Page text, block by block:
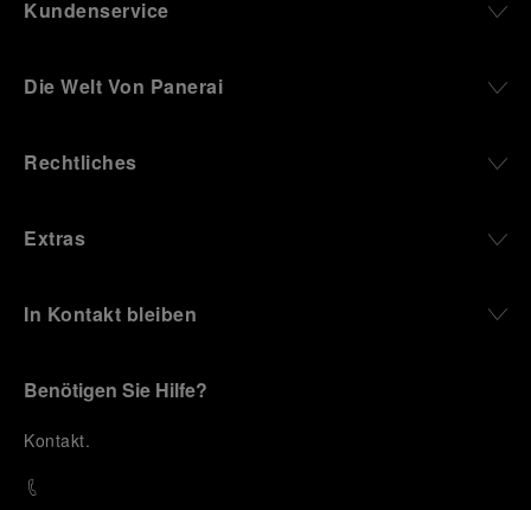
Kundenservice
Die Welt Von Panerai
Rechtliches
Extras
In Kontakt bleiben
Benötigen Sie Hilfe?
Kontakt.